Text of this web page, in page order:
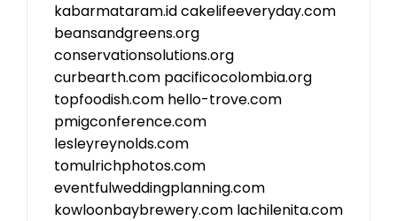
kabarmataram.idcakelifeeveryday.com
beansandgreens.org
conservationsolutions.org
curbearth.com pacificocolombia.org
topfoodish.com hello-trove.com
pmigconference.com
lesleyreynolds.com
tomulrichphotos.com
eventfulweddingplanning.com
kowloonbaybrewery.com lachilenita.com